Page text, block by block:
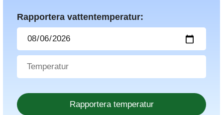
Rapportera vattentemperatur: